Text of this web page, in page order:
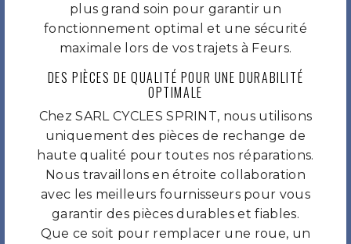
plus grand soin pour garantir un
fonctionnement optimal et une sécurité
maximale lors de vos trajets à Feurs.
DES PIÈCES DE QUALITÉ POUR UNE DURABILITÉ
OPTIMALE
Chez SARL CYCLES SPRINT, nous utilisons
uniquement des pièces de rechange de
haute qualité pour toutes nos réparations.
Nous travaillons en étroite collaboration
avec les meilleurs fournisseurs pour vous
garantir des pièces durables et fiables.
Que ce soit pour remplacer une roue, un